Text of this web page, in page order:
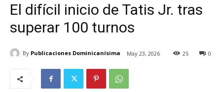
El difícil inicio de Tatis Jr. tras
superar 100 turnos
By Publicaciones Dominicanísima May 23, 2026 0
25